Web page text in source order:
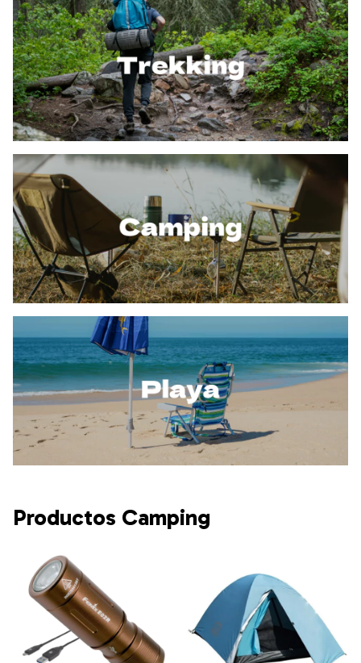
Productos Camping